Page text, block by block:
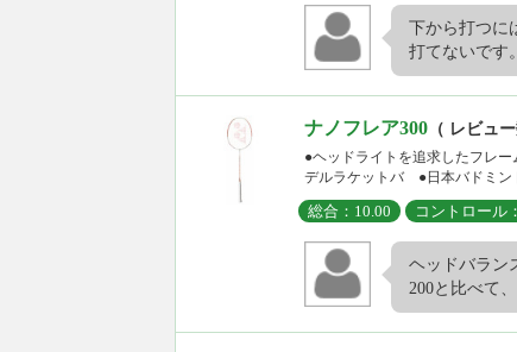
下から打つに
打てないです
ナノフレア300 （ レビュ
●ヘッドライトを追求したフレ
デルラケットバ ●日本バドミン
総合：10.00 コントロール
ヘッドバラン
200と比べて